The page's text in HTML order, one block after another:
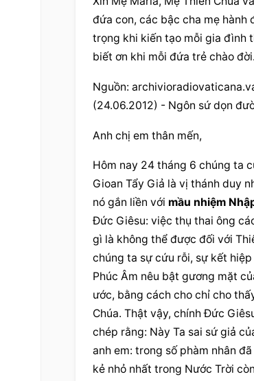
đứa con, các bậc cha mẹ hành
trọng khi kiến tạo mỗi gia đình
biết ơn khi mỗi đứa trẻ chào đời.
Nguồn:
(24.06.2012) - Ngôn sứ dọn
Anh chị em thân mến,
Hôm nay 24 tháng 6 chúng ta
Gioan Tẩy Giả là vị thánh duy
nó gắn liền với mầu nhiệm
Đức Giêsu: việc thụ thai ông
gì là không thể được đối với
chúng ta sự cứu rỗi, sự kết
Phúc Âm nêu bật gương mặt
ước, bằng cách cho chỉ cho
Chúa. Thật vậy, chính Đức
chép rằng: Này Ta sai sứ giả
anh em: trong số phàm nhân
kẻ nhỏ nhất trong Nước Trời